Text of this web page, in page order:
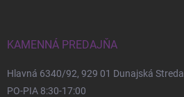
KAMENNÁ PREDAJŇA
Hlavná 6340/92, 929 01 Dunajská Streda
PO-PIA 8:30-17:00